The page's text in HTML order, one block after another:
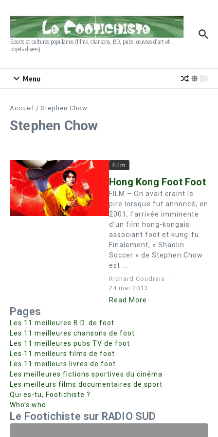
Sports et cultures populaires (films, chansons, BD, pubs, œuvres d'art et
objets divers)
Menu
Accueil / Stephen Chow
Stephen Chow
Film
Hong Kong Foot Foot
FILM – On avait craint le
pire lorsque fut annoncé, en
2001, l’arrivée imminente
d’un film hong-kongais
associant foot et kung-fu.
Finalement, « Shaolin
Soccer » de Stephen Chow
est ...
Richard Coudrais
24 mai 2013
Read More
Pages
Les 11 meilleures B.D. de foot
Les 11 meilleures chansons de foot
Les 11 meilleures pubs TV de foot
Les 11 meilleurs films de foot
Les 11 meilleurs livres de foot
Les meilleures fictions sportives du cinéma
Les meilleurs films documentaires de sport
Qui es-tu, Footichiste ?
Who’s who
Le Footichiste sur RADIO SUD